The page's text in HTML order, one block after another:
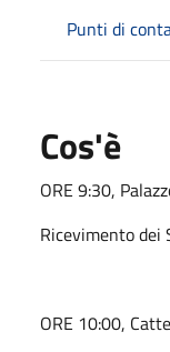
Punti di
Cos'è
ORE 9:30,
Ricevimento
ORE 10:00,